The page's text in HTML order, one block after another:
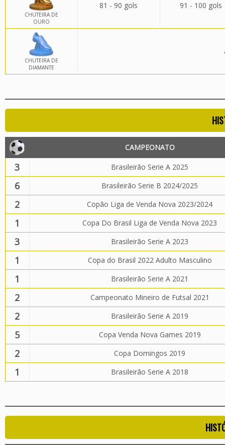
CHUTEIRA DE
OURO
81 - 90 gols 91 - 100 gols
CHUTEIRA DE
DIAMANTE
CAMPEONATO
3 Brasileirão Serie A 2025
6 Brasileirão Serie B 2024/2025
2 Copão Liga de Venda Nova 2023/2024
1 Copa Do Brasil Liga de Venda Nova 2023
3 Brasileirão Serie A 2023
1 Copa do Brasil 2022 Adulto Masculino
1 Brasileirão Serie A 2021
2 Campeonato Mineiro de Futsal 2021
2 Brasileirão Serie A 2019
5 Copa Venda Nova Games 2019
2 Copa Domingos 2019
1 Brasileirão Serie A 2018